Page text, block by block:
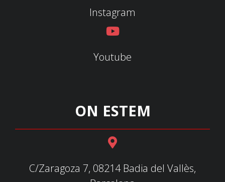
Instagram
Youtube
ON ESTEM
C/Zaragoza 7, 08214 Badia del Vallès,